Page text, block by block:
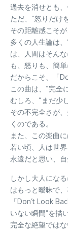
過去を消せとも
ただ、“怒りだけ
その距離感こそ
多くの人生論は
は、人間はそん
も、怒りも、簡
だからこそ、「
この曲は、“完全
むしろ、“まだ少
その不完全さが
くのである。
また、この楽曲
若い頃、人は世
永遠だと思い、
しかし大人にな
はもっと曖昧で
「Don’t Look
いない瞬間”を描
完全な絶望ではな